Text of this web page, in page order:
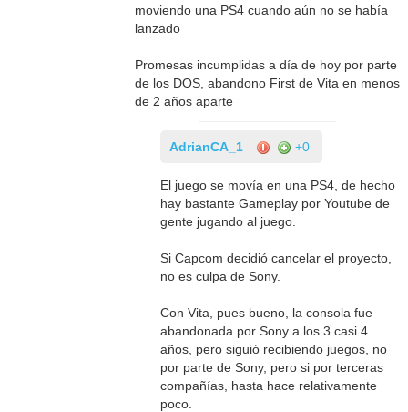
moviendo una PS4 cuando aún no se había
lanzado
Promesas incumplidas a día de hoy por parte
de los DOS, abandono First de Vita en menos
de 2 años aparte
AdrianCA_1 +0
El juego se movía en una PS4, de hecho
hay bastante Gameplay por Youtube de
gente jugando al juego.
Si Capcom decidió cancelar el proyecto,
no es culpa de Sony.
Con Vita, pues bueno, la consola fue
abandonada por Sony a los 3 casi 4
años, pero siguió recibiendo juegos, no
por parte de Sony, pero si por terceras
compañías, hasta hace relativamente
poco.